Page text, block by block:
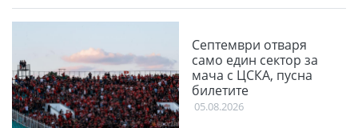
Септември отваря
само един сектор за
мача с ЦСКА, пусна
билетите
05.08.2026